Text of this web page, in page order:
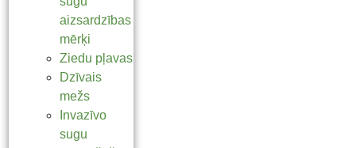
aizsardzības
mērķi
Ziedu pļavas
Dzīvais
mežs
Invazīvo
sugu